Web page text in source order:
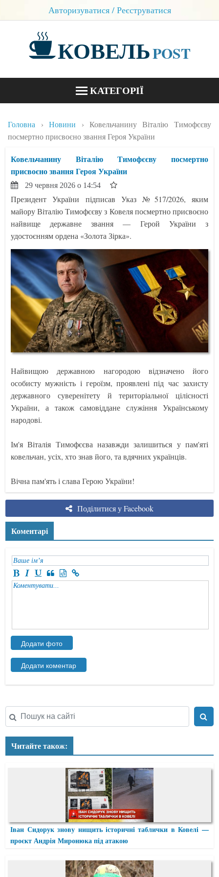
Авторизуватися / Реєструватися
КОВЕЛЬPOST
КАТЕГОРІЇ
БЛОГИ
КОНТАКТИ
Головна Новини
Ковельчанину Віталію Тимофєєву
посмертно присвоєно звання Героя України
Ковельчанину Віталію Тимофєєву посмертно
присвоєно звання Героя України
29 червня 2026 о 14:54
Президент України підписав Указ №517/2026, яким
майору Віталію Тимофєєву з Ковеля посмертно присвоєно
найвище державне звання — Герой України з
удостоєнням ордена «Золота Зірка».
Найвищою державною нагородою відзначено його
особисту мужність і героїзм, проявлені під час захисту
державного суверенітету й територіальної цілісності
України, а також самовіддане служіння Українському
народові.
Ім'я Віталія Тимофєєва назавжди залишиться у пам'яті
ковельчан, усіх, хто знав його, та вдячних українців.
Вічна пам'ять і слава Герою України!
Поділитися у Facebook
Коментарі
Читайте також:
Іван Сидорук знову нищить історичні таблички в Ковелі —
проєкт Андрія Миронюка під атакою